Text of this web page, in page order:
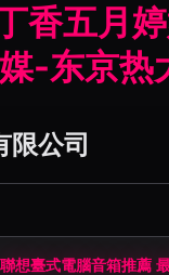
香五月
-东京
限公司
聯想臺式電腦音箱推薦